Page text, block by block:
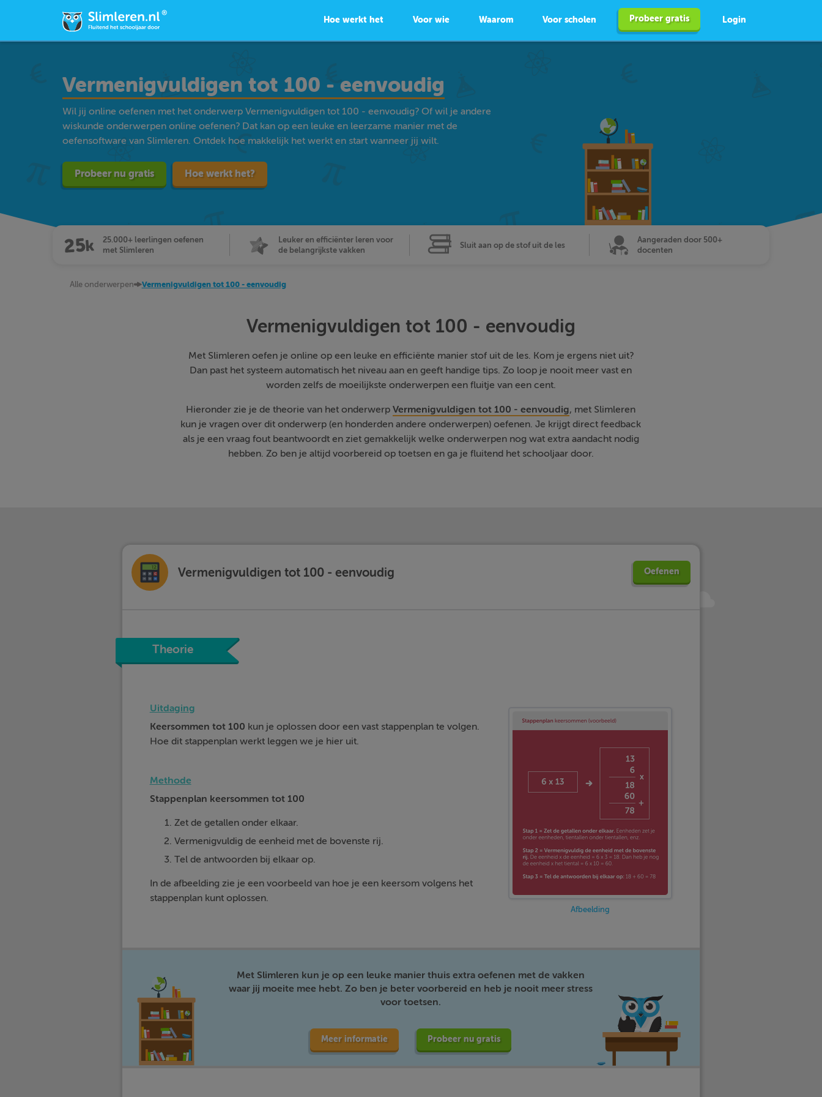
Hoe werkt het Voor wie Waarom Voor scholen Probeer gratis Login
Vermenigvuldigen tot 100 - eenvoudig
Wil jij online oefenen met het onderwerp Vermenigvuldigen tot 100 - eenvoudig? Of wil je andere
wiskunde onderwerpen online oefenen? Dat kan op een leuke en leerzame manier met de
oefensoftware van Slimleren. Ontdek hoe makkelijk het werkt en start wanneer jij wilt.
Probeer nu gratis Hoe werkt het?
25.000+ leerlingen oefenen
met Slimleren
Leuker en efficiënter leren voor
de belangrijkste vakken
Sluit aan op de stof uit de les
Aangeraden door 500+
docenten
Alle onderwerpen Vermenigvuldigen tot 100 - eenvoudig
Vermenigvuldigen tot 100 - eenvoudig
Met Slimleren oefen je online op een leuke en efficiënte manier stof uit de les. Kom je ergens niet uit?
Dan past het systeem automatisch het niveau aan en geeft handige tips. Zo loop je nooit meer vast en
worden zelfs de moeilijkste onderwerpen een fluitje van een cent.
Hieronder zie je de theorie van het onderwerpVermenigvuldigen tot 100 - eenvoudig, met Slimleren
kun je vragen over dit onderwerp (en honderden andere onderwerpen) oefenen. Je krijgt direct feedback
als je een vraag fout beantwoordt en ziet gemakkelijk welke onderwerpen nog wat extra aandacht nodig
hebben. Zo ben je altijd voorbereid op toetsen en ga je fluitend het schooljaar door.
Vermenigvuldigen tot 100 - eenvoudig Oefenen
Theorie
Afbeelding
Uitdaging
Keersommen tot 100 kun je oplossen door een vast stappenplan te volgen.
Hoe dit stappenplan werkt leggen we je hier uit.
Methode
Stappenplan keersommen tot 100
Zet de getallen onder elkaar.
Vermenigvuldig de eenheid met de bovenste rij.
Tel de antwoorden bij elkaar op.
In de afbeelding zie je een voorbeeld van hoe je een keersom volgens het
stappenplan kunt oplossen.
Met Slimleren kun je op een leuke manier thuis extra oefenen met de vakken
waar jij moeite mee hebt. Zo ben je beter voorbereid en heb je nooit meer stress
voor toetsen.
Meer informatie Probeer nu gratis